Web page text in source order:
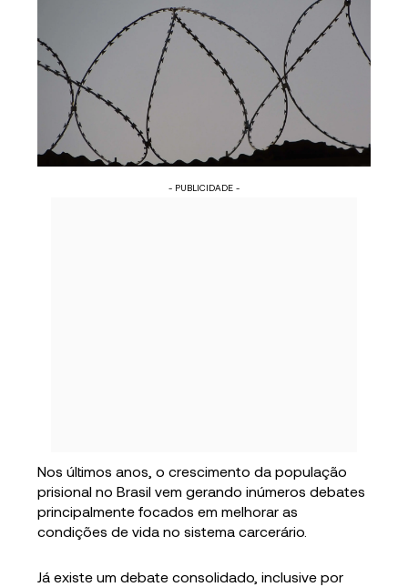
- PUBLICIDADE -
Nos últimos anos, o crescimento da população
prisional no Brasil vem gerando inúmeros debates
principalmente focados em melhorar as
condições de vida no sistema carcerário.
Já existe um debate consolidado, inclusive por